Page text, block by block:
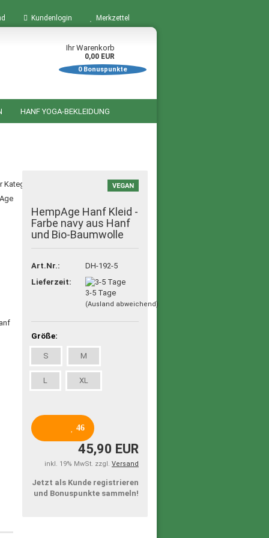
Kundenlogin Merkzettel
Ihr Warenkorb
0,00 EUR
0Bonuspunkte
HANF YOGA-BEKLEIDUNG
VEGAN
HempAge Hanf Kleid -
Farbe navy aus Hanf
und Bio-Baumwolle
Art.Nr.:
DH-192-5
Lieferzeit:
3-5 Tage
(Ausland abweichend)
Größe:
S M
L XL
46
45,90 EUR
inkl. 19% MwSt. zzgl. Versand
Jetzt als Kunde registrieren
und Bonuspunkte sammeln!